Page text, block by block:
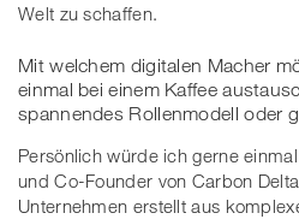
Welt zu schaffen.
Mit welchem digitalen Macher
einmal bei einem Kaffee
spannendes Rollenmodell oder
Persönlich würde ich gerne
und Co-Founder von Carbon
Unternehmen erstellt aus